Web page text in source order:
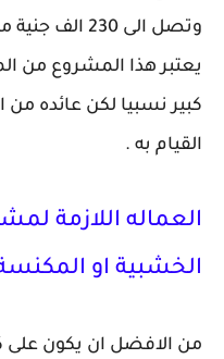
وتصل الى
يعتبر هذا المشروع من
كبير نسبيا لكن عائده
القيام به .
العماله اللازمة
الخشبية او
من الافضل ان يكون على